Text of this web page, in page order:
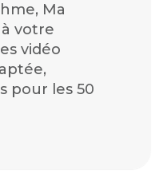
Ma
votre
vidéo
pour les 50